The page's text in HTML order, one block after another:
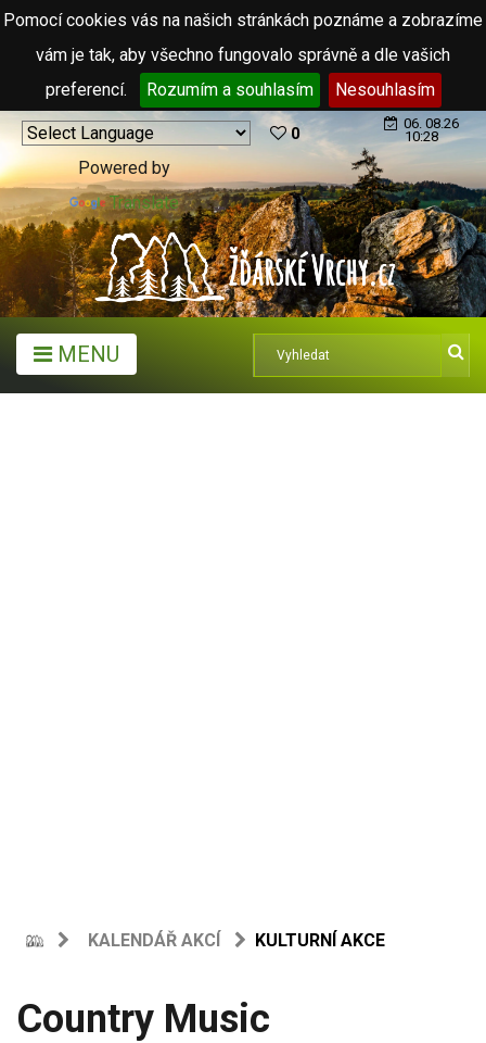
Pomocí cookies vás na našich stránkách poznáme a zobrazíme
vám je tak, aby všechno fungovalo správně a dle vašich
preferencí.
Rozumím a souhlasím Nesouhlasím
Powered by
Translate
0
06. 08.26
10:28
MENU
KALENDÁŘ AKCÍ KULTURNÍ AKCE
Country Music